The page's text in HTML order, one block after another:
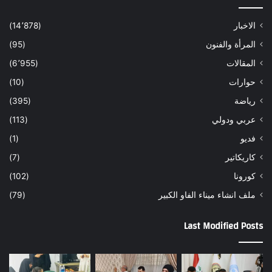
الاخبار
(14٬878)
المرأة والفنون
(95)
المقالات
(6٬955)
حوارات
(10)
رياضة
(395)
عربي ودولي
(113)
فديو
(1)
كاريكاتير
(7)
كورونا
(102)
ملف انشاء ميناء الفاو الكبير
(79)
Last Modified Posts